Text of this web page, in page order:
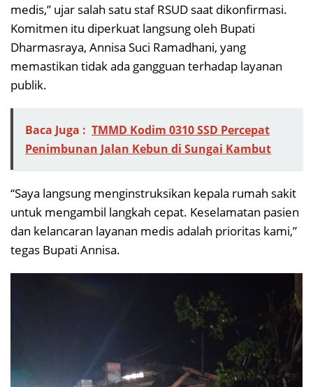
medis,” ujar salah satu staf RSUD saat dikonfirmasi.
Komitmen itu diperkuat langsung oleh Bupati
Dharmasraya, Annisa Suci Ramadhani, yang
memastikan tidak ada gangguan terhadap layanan
publik.
Baca Juga : TMMD Kodim 0310 SSD Percepat
Penimbunan Jalan Kebun di Sungai Kambut
“Saya langsung menginstruksikan kepala rumah sakit
untuk mengambil langkah cepat. Keselamatan pasien
dan kelancaran layanan medis adalah prioritas kami,”
tegas Bupati Annisa.